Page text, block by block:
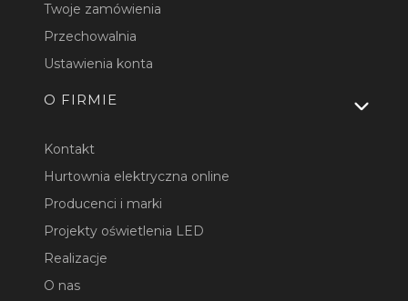
Twoje zamówienia
Przechowalnia
Ustawienia konta
O FIRMIE
Kontakt
Hurtownia elektryczna online
Producenci i marki
Projekty oświetlenia LED
Realizacje
O nas